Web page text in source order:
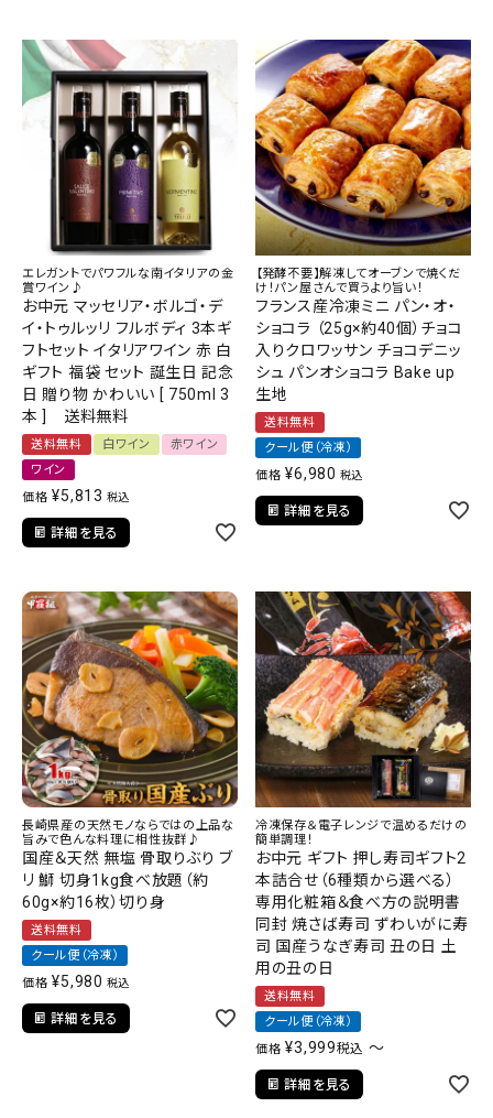
エレガントでパワフルな南イタリアの金
賞ワイン♪
お中元 マッセリア・ボルゴ・デ
イ・トゥルッリ フルボディ 3本ギ
フトセット イタリアワイン 赤 白
ギフト 福袋 セット 誕生日 記念
日 贈り物 かわいい [ 750ml 3
本 ] 送料無料
送料無料 白ワイン
赤ワイン
ワイン
価格 ¥5,813 税込
詳細を見る
【発酵不要】解凍してオーブンで焼くだ
け！パン屋さんで買うより旨い！
フランス産冷凍ミニ パン・オ・
ショコラ （25g×約40個）チョコ
入りクロワッサン チョコデニッ
シュ パンオショコラ Bake up
生地
送料無料
クール便（冷凍）
価格 ¥6,980 税込
詳細を見る
長崎県産の天然モノならではの上品な
旨みで色んな料理に相性抜群♪
国産＆天然 無塩 骨取りぶり ブ
リ 鰤 切身1kg食べ放題（約
60g×約16枚）切り身
送料無料
クール便（冷凍）
価格 ¥5,980 税込
詳細を見る
冷凍保存＆電子レンジで温めるだけの
簡単調理！
お中元 ギフト 押し寿司ギフト2
本詰合せ（6種類から選べる）
専用化粧箱＆食べ方の説明書
同封 焼さば寿司 ずわいがに寿
司 国産うなぎ寿司 丑の日 土
用の丑の日
送料無料
クール便（冷凍）
価格 ¥3,999税込 〜
詳細を見る